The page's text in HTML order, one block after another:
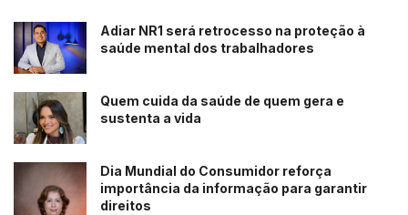
Adiar NR1 será retrocesso na proteção à
saúde mental dos trabalhadores
Quem cuida da saúde de quem gera e
sustenta a vida
Dia Mundial do Consumidor reforça
importância da informação para garantir
direitos